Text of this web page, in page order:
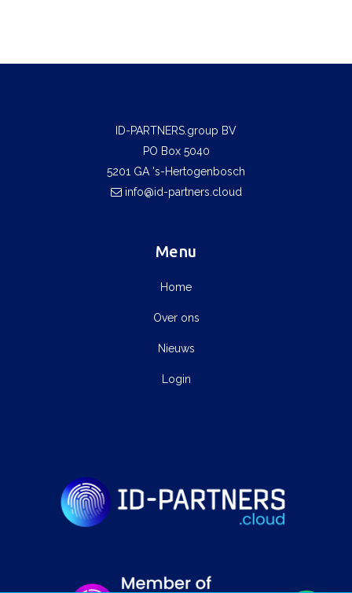
ID-PARTNERS.group BV
PO Box 5040
5201 GA 's-Hertogenbosch
info@id-partners.cloud
Menu
Home
Over ons
Nieuws
Login